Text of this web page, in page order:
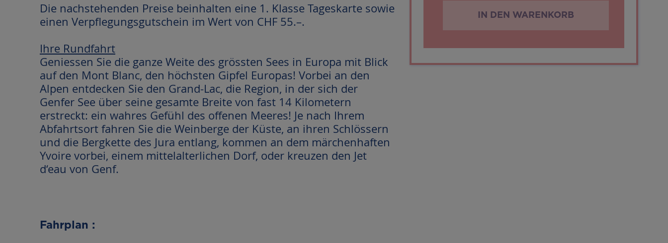
Die nachstehenden Preise beinhalten eine 1. Klasse Tageskarte sowie
einen Verpflegungsgutschein im Wert von CHF 55.–.
Ihre Rundfahrt
Geniessen Sie die ganze Weite des grössten Sees in Europa mit Blick
auf den Mont Blanc, den höchsten Gipfel Europas! Vorbei an den
Alpen entdecken Sie den Grand-Lac, die Region, in der sich der
Genfer See über seine gesamte Breite von fast 14 Kilometern
erstreckt: ein wahres Gefühl des offenen Meeres! Je nach Ihrem
Abfahrtsort fahren Sie die Weinberge der Küste, an ihren Schlössern
und die Bergkette des Jura entlang, kommen an dem märchenhaften
Yvoire vorbei, einem mittelalterlichen Dorf, oder kreuzen den Jet
d‘eau von Genf.
Fahrplan :
IN DEN WARENKORB